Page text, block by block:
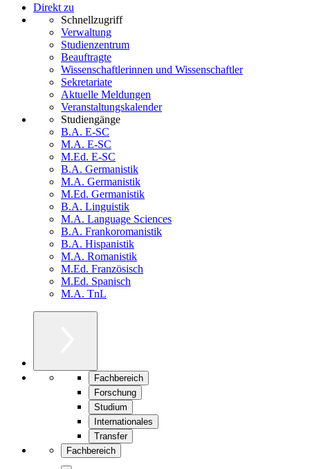
Direkt zu
Schnellzugriff
Verwaltung
Studienzentrum
Beauftragte
Wissenschaftlerinnen und Wissenschaftler
Sekretariate
Aktuelle Meldungen
Veranstaltungskalender
Studiengänge
B.A. E-SC
M.A. E-SC
M.Ed. E-SC
B.A. Germanistik
M.A. Germanistik
M.Ed. Germanistik
B.A. Linguistik
M.A. Language Sciences
B.A. Frankoromanistik
B.A. Hispanistik
M.A. Romanistik
M.Ed. Französisch
M.Ed. Spanisch
M.A. TnL
Fachbereich
Forschung
Studium
Internationales
Transfer
Fachbereich